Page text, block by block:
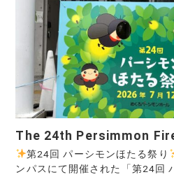
The 24th Persimmon
第24回 パーシモンほたる祭り
ンパスにて開催された「第24回